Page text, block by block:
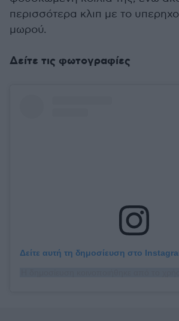
περισσότερα κλιπ με το
μωρού.
Δείτε τις φωτογραφίες
Δείτε αυτή τη δημοσίευση στο